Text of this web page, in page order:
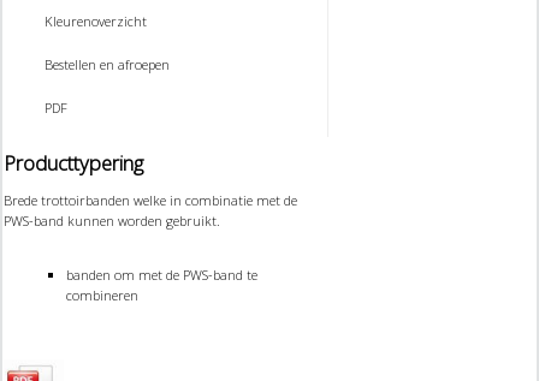
Kleurenoverzicht
Bestellen en afroepen
PDF
Producttypering
Brede trottoirbanden welke in combinatie met de
PWS-band kunnen worden gebruikt.
banden om met de PWS-band te
combineren